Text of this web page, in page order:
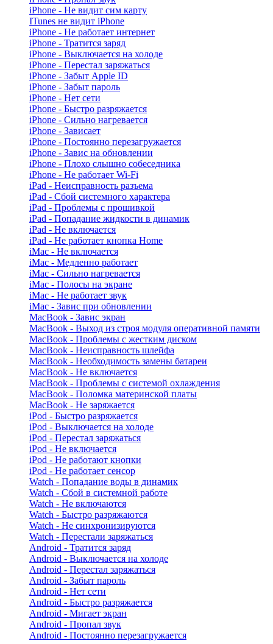
iPhone - Не видит сим карту
ITunes не видит iPhone
iPhone - Не работает интернет
iPhone - Тратится заряд
iPhone - Выключается на холоде
iPhone - Перестал заряжаться
iPhone - Забыт Apple ID
iPhone - Забыт пароль
iPhone - Нет сети
iPhone - Быстро разряжается
iPhone - Сильно нагревается
iPhone - Зависает
iPhone - Постоянно перезагружается
iPhone - Завис на обновлении
iPhone - Плохо слышно собеседника
iPhone - Не работает Wi-Fi
iPad - Неисправность разъема
iPad - Сбой системного характера
iPad - Проблемы с прошивкой
iPad - Попадание жидкости в динамик
iPad - Не включается
iPad - Не работает кнопка Home
iMac - Не включается
iMac - Медленно работает
iMac - Сильно нагревается
iMac - Полосы на экране
iMac - Не работает звук
iMac - Завис при обновлении
MacBook - Завис экран
MacBook - Выход из строя модуля оперативной памяти
MacBook - Проблемы с жестким диском
MacBook - Неисправность шлейфа
MacBook - Необходимость замены батареи
MacBook - Не включается
MacBook - Проблемы с системой охлаждения
MacBook - Поломка материнской платы
MacBook - Не заряжается
iPod - Быстро разряжается
iPod - Выключается на холоде
iPod - Перестал заряжаться
iPod - Не включается
iPod - Не работают кнопки
iPod - Не работает сенсор
Watch - Попадание воды в динамик
Watch - Сбой в системной работе
Watch - Не включаются
Watch - Быстро разряжаются
Watch - Не синхронизируются
Watch - Перестали заряжаться
Android - Тратится заряд
Android - Выключается на холоде
Android - Перестал заряжаться
Android - Забыт пароль
Android - Нет сети
Android - Быстро разряжается
Android - Мигает экран
Android - Пропал звук
Android - Постоянно перезагружается